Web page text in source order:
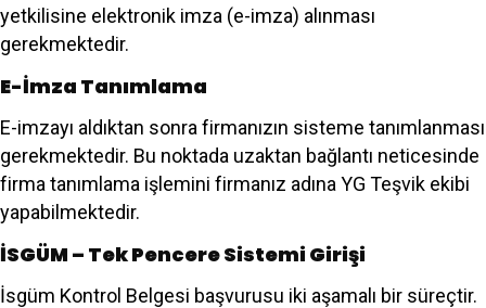
yetkilisine elektronik imza (e-imza) alınması
gerekmektedir.
E-İmza Tanımlama
E-imzayı aldıktan sonra firmanızın sisteme tanımlanması
gerekmektedir. Bu noktada uzaktan bağlantı neticesinde
firma tanımlama işlemini firmanız adına YG Teşvik ekibi
yapabilmektedir.
İSGÜM – Tek Pencere Sistemi Girişi
İsgüm Kontrol Belgesi başvurusu iki aşamalı bir süreçtir.